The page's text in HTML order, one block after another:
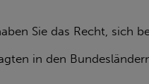
Sie das Recht, sich
in den